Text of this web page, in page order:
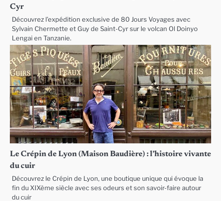
Cyr
Découvrez l’expédition exclusive de 80 Jours Voyages avec
Sylvain Chermette et Guy de Saint-Cyr sur le volcan Ol Doinyo
Lengai en Tanzanie.
Le Crépin de Lyon (Maison Baudière) : l’histoire vivante
du cuir
Découvrez le Crépin de Lyon, une boutique unique qui évoque la
fin du XIXème siècle avec ses odeurs et son savoir-faire autour
du cuir